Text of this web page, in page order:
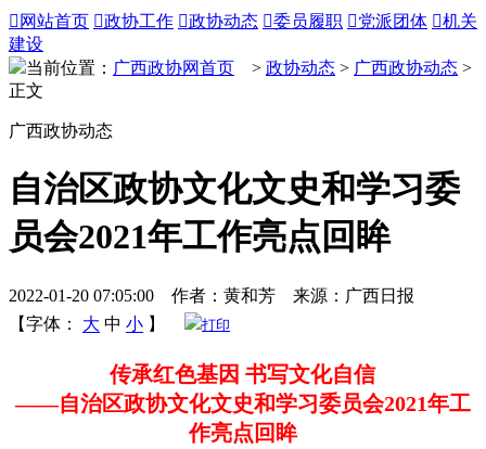
 网站首页 政协工作 政协动态 委员履职 党派团体 机关
建设
当前位置： 广西政协网首页 > 政协动态 > 广西政协动态 >
正文
广西政协动态
自治区政协文化文史和学习委
员会2021年工作亮点回眸
2022-01-20 07:05:00 作者：黄和芳 来源：广西日报
【字体：
大 中 小 】 打印
传承红色基因 书写文化自信
——自治区政协文化文史和学习委员会2021年工
作亮点回眸